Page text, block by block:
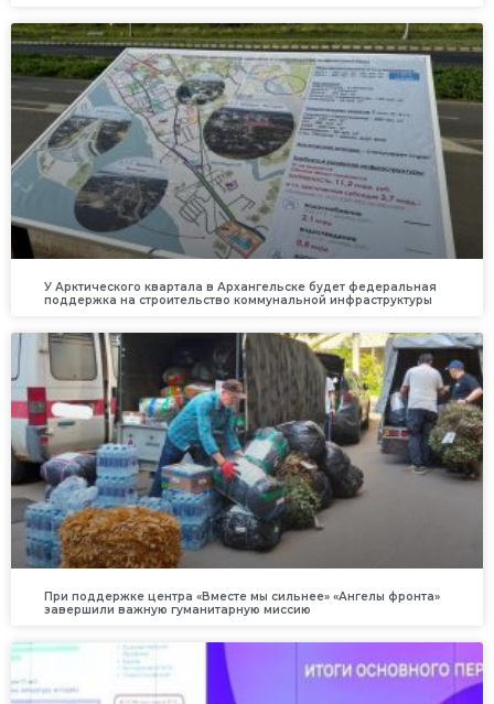
У Арктического квартала в Архангельске будет федеральная
поддержка на строительство коммунальной инфраструктуры
При поддержке центра «Вместе мы сильнее» «Ангелы фронта»
завершили важную гуманитарную миссию